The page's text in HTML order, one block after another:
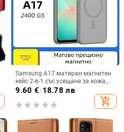
Samsung A17 матиран магнитен
кейс 2-в-1 със усещане за кожа,
удароустойчива обвивка от
червено, лилаво, синьо, черно
9.60 €/18.78 лв
add_shopping_cart